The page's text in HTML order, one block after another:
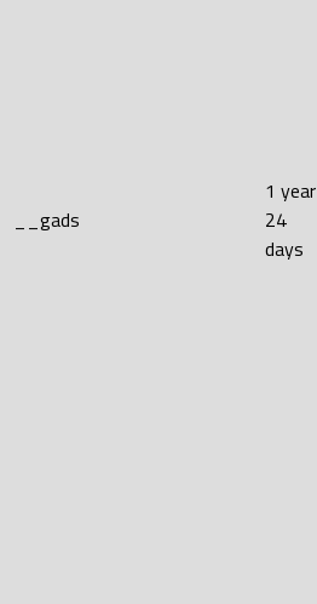
__gads
1 year
24
days